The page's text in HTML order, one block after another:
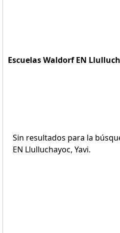
Escuelas Waldorf EN
Sin resultados para la
EN Llulluchayoc, Yavi.